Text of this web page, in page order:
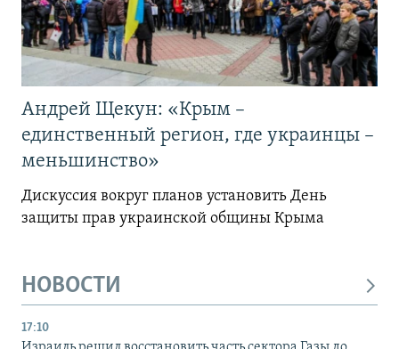
Андрей Щекун: «Крым –
единственный регион, где украинцы –
меньшинство»
Дискуссия вокруг планов установить День
защиты прав украинской общины Крыма
НОВОСТИ
17:10